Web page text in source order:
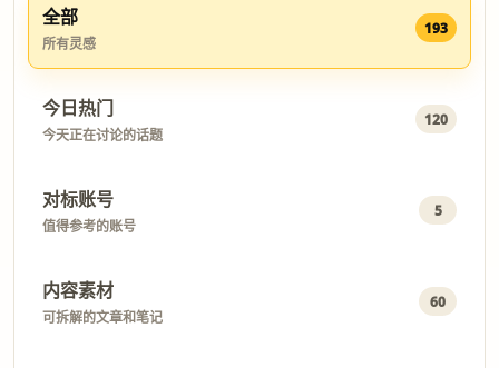
全部
所有灵感
193
今日热门
今天正在讨论的话题
120
对标账号
值得参考的账号
5
内容素材
可拆解的文章和笔记
60